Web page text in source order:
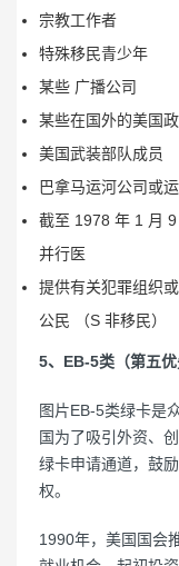
宗教工作者
特殊移民青少年
某些 广播公司
某些在国外的美国
美国武装部队成员
巴拿马运河公司或
截至 1978 年 1 月
并行医
提供有关犯罪组织
公民 （S 非移民）
5、EB-5类（第五
图片EB-5类绿卡是
国为了吸引外资、
绿卡申请通道，鼓
权。
1990年，美国国会